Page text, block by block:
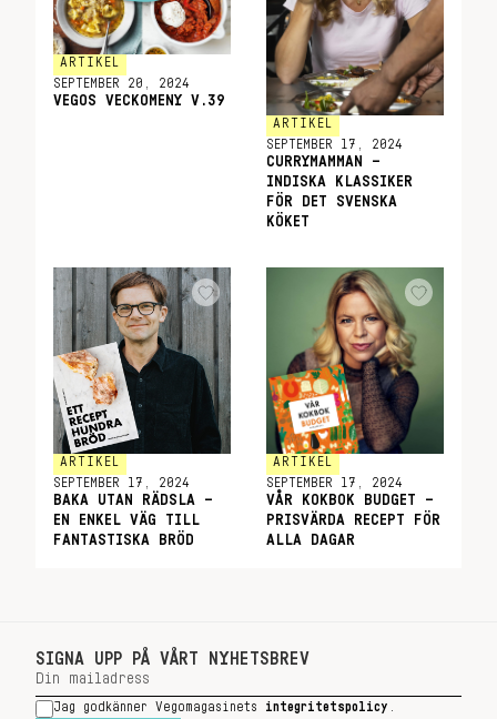
ARTIKEL
SEPTEMBER 20, 2024
VEGOS VECKOMENY V.39
ARTIKEL
SEPTEMBER 17, 2024
CURRYMAMMAN –
INDISKA KLASSIKER
FÖR DET SVENSKA
KÖKET
ARTIKEL
SEPTEMBER 17, 2024
BAKA UTAN RÄDSLA –
EN ENKEL VÄG TILL
FANTASTISKA BRÖD
ARTIKEL
SEPTEMBER 17, 2024
VÅR KOKBOK BUDGET –
PRISVÄRDA RECEPT FÖR
ALLA DAGAR
SIGNA UPP PÅ VÅRT NYHETSBREV
Jag godkänner Vegomagasinets integritetspolicy